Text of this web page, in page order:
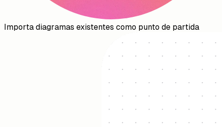
Importa diagramas existentes como punto de partida